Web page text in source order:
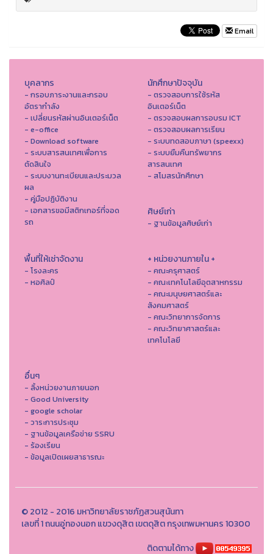
Email
บุคลากร
- กรอบภาระงานและกรอบ
อัตรากำลัง
- เปลี่ยนรหัสผ่านอินเตอร์เน็ต
- e-office
- Download software
- ระบบสารสนเทศเพื่อการ
ตัดสินใจ
- ระบบงานทะเบียนและประมวล
ผล
- คู่มือปฏิบัติงาน
- เอกสารขอมีสติกเกอร์ที่จอด
รถ
นักศึกษาปัจจุบัน
- ตรวจสอบการใช้รหัส
อินเตอร์เน็ต
- ตรวจสอบผลการอบรม ICT
- ตรวจสอบผลการเรียน
- ระบบทดสอบภาษา (speexx)
- ระบบยืมคืนทรัพยากร
สารสนเทศ
- สโมสรนักศึกษา
ศิษย์เก่า
- ฐานข้อมูลศิษย์เก่า
พื้นที่ให้เช่าจัดงาน
- โรงละคร
- หอศิลป์
+ หน่วยงานภายใน +
- คณะครุศาสตร์
- คณะเทคโนโลยีอุตสาหกรรม
- คณะมนุษยศาสตร์และ
สังคมศาสตร์
- คณะวิทยาการจัดการ
- คณะวิทยาศาสตร์และ
เทคโนโลยี
อื่นๆ
- ลิ้งหน่วยงานภายนอก
- Good University
- google scholar
- วาระการประชุม
- ฐานข้อมูลเครือข่าย SSRU
- ร้องเรียน
- ข้อมูลเปิดเผยสาธารณะ
© 2012 - 2016 มหาวิทยาลัยราชภัฏสวนสุนันทา
เลขที่ 1 ถนนอู่ทองนอก แขวงดุสิต เขตดุสิต กรุงเทพมหานคร 10300
ติดตามได้ทาง